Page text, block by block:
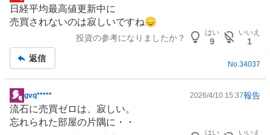
示
板
日経平均最高値更新中に
売買されないのは寂しいですね😞
投資の参考になりましたか？
はい
9
いいえ
1
返信
No.34037
掲
示
板
gvq***** 2026/4/10 15:37報告
流石に売買ゼロは、寂しい。
忘れられた部屋の片隅に・・
はい いいえ